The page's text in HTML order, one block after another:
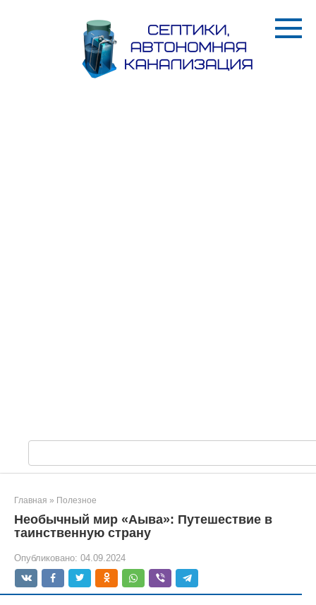
о
и
:
Главная » Полезное
Необычный мир «Аыва»: Путешествие в
таинственную страну
Опубликовано: 04.09.2024